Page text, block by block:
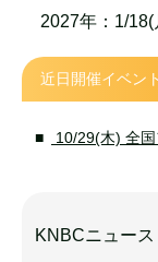
2027年：1/
近日開催イベント
10/29(木) 全
KNBCニュー